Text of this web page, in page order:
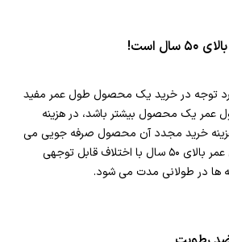
است!
توجه در خرید یک محصول طول عمر مفید
یک محصول بیشتر باشد، در هزینه
خرید مجدد آن محصول صرفه جویی می
شود. سقف کشسان با طول عمر بالای ۵۰ سال با اختلاف قابل توجهی
ها در طولانی مدت می شود.